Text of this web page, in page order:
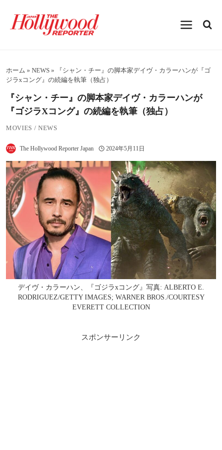
プホーム » NEWS »
『シャン・チー』の脚本家デイヴ・カラーハンが『ゴ
ジラxコング』の続編を執筆（独占）
『シャン・チー』の脚本家デイヴ・カラーハンが
『ゴジラxコング』の続編を執筆（独占）
MOVIES / NEWS
The Hollywood Reporter Japan 2024年5月11日
デイヴ・カラーハン、『ゴジラxコング』写真: ALBERTO E.
RODRIGUEZ/GETTY IMAGES; WARNER BROS./COURTESY
EVERETT COLLECTION
スポンサーリンク